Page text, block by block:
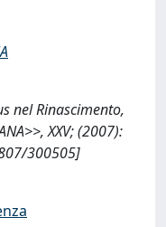
nel Rinascimento,
XXV; (2007):
300505]